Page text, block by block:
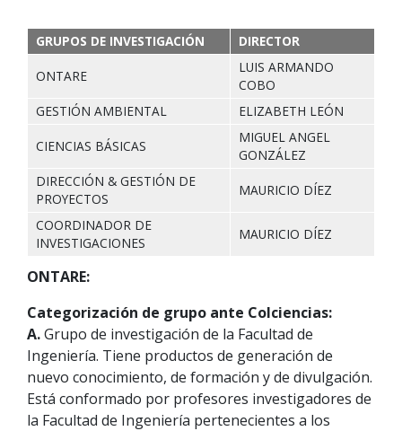
GRUPOS DE INVESTIGACIÓN DIRECTOR
ONTARE
LUIS ARMANDO
COBO
GESTIÓN AMBIENTAL
ELIZABETH LEÓN
CIENCIAS BÁSICAS
MIGUEL ANGEL
GONZÁLEZ
DIRECCIÓN & GESTIÓN DE
PROYECTOS
MAURICIO DÍEZ
COORDINADOR DE
INVESTIGACIONES
MAURICIO DÍEZ
ONTARE:
Categorización de grupo ante Colciencias:
A.Grupo de investigación de la Facultad de
Ingeniería. Tiene productos de generación de
nuevo conocimiento, de formación y de divulgación.
Está conformado por profesores investigadores de
la Facultad de Ingeniería pertenecientes a los